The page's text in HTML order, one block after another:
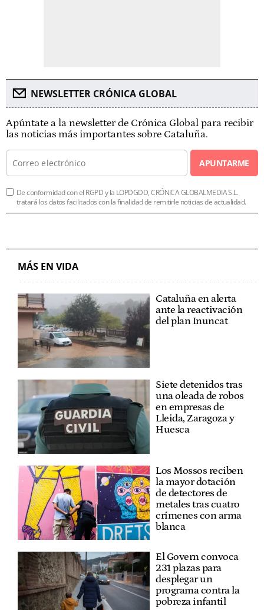
NEWSLETTER CRÓNICA GLOBAL
Apúntate a la newsletter de Crónica Global para recibir
las noticias más importantes sobre Cataluña.
APUNTARME
De conformidad con el RGPD y la LOPDGDD, CRÓNICA GLOBALMEDIA S.L.
tratará los datos facilitados con la finalidad de remitirle noticias de actualidad.
MÁS EN VIDA
Cataluña en alerta
ante la reactivación
del plan Inuncat
Siete detenidos tras
una oleada de robos
en empresas de
Lleida, Zaragoza y
Huesca
Los Mossos reciben
la mayor dotación
de detectores de
metales tras cuatro
crímenes con arma
blanca
El Govern convoca
231 plazas para
desplegar un
programa contra la
pobreza infantil